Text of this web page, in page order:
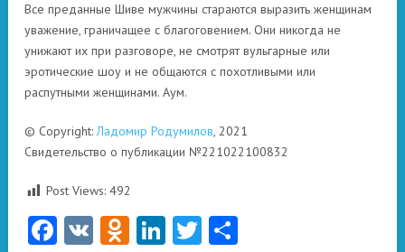
Все преданные Шиве мужчины стараются выразить женщинам
уважение, граничащее с благоговением. Они никогда не
унижают их при разговоре, не смотрят вульгарные или
эротические шоу и не общаются с похотливыми или
распутными женщинами. Аум.
© Copyright:Ладомир Родумилов, 2021
Свидетельство о публикации №221022100832
Post Views: 492
Facebook
VK Odnoklassniki
LinkedIn
Twitter